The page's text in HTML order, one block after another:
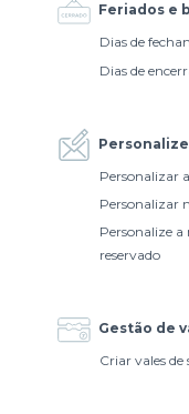
Feriados e
Dias de
Dias de
Personalizar
Personalizar
Personalize
reservado
Gestão de
Criar vales